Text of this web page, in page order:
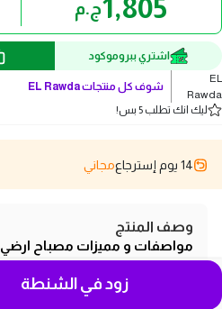
1,805ج.م
اشتري ببروموكود
EL
Rawda
شوف كل منتجاتEL Rawda
ليك انك تطلب 5 بس!
14 يوم إسترجاع مجاني
وصف المنتج
مواصفات و مميزات مصباح ارضي
الماركة: EL Rawda
زود في الشنطة